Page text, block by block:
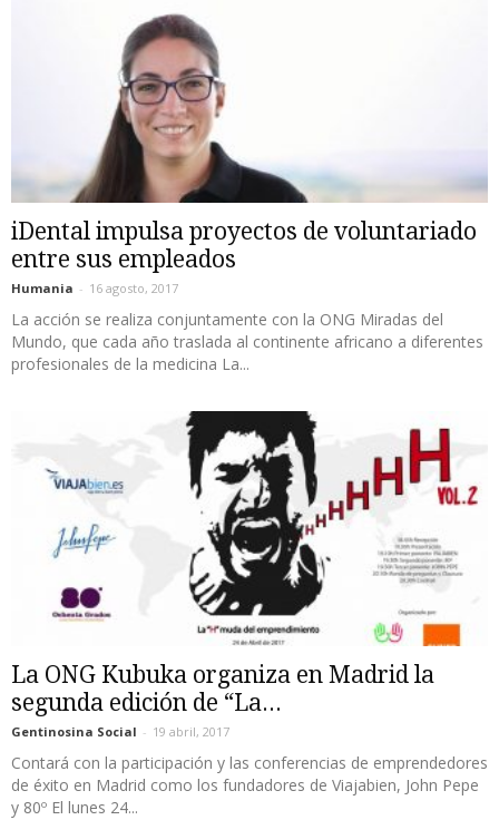
iDental impulsa proyectos de voluntariado
entre sus empleados
Humania - 16 agosto, 2017
La acción se realiza conjuntamente con la ONG Miradas del
Mundo, que cada año traslada al continente africano a diferentes
profesionales de la medicina La...
La ONG Kubuka organiza en Madrid la
segunda edición de “La...
Gentinosina Social - 19 abril, 2017
Contará con la participación y las conferencias de emprendedores
de éxito en Madrid como los fundadores de Viajabien, John Pepe
y 80º El lunes 24...